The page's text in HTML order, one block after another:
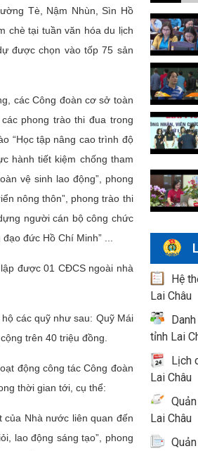
Tè, Nậm Nhùn, Sìn Hồ
chè tại tuần văn hóa du lịch
được chọn vào tốp 75 sản
các Công đoàn cơ sở toàn
phong trào thi đua trong
“Học tập nâng cao trình độ
hành tiết kiệm chống tham
vệ sinh lao động”, phong
nông thôn”, phong trào thi
người cán bộ công chức
đức Hồ Chí Minh” ...
được 01 CĐCS ngoài nhà
các quỹ như sau: Quỹ Mái
trên 40 triệu đồng.
động công tác Công đoàn
thời gian tới, cụ thể:
Nhà nước liên quan đến
lao động sáng tạo”, phong
Hệ
Lai Châu
tỉnh Lai
Lịch
Lai Châu
Lai Châu